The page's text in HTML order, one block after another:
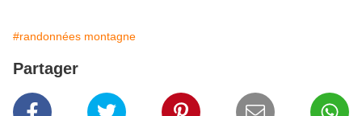
#randonnées montagne
Partager